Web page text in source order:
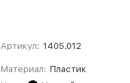
Артикул: 1405.012
Материал: Пластик